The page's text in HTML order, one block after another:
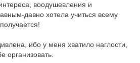
воодушевления и
давно хотела учиться всему
ибо у меня хватило наглости,
организовать.